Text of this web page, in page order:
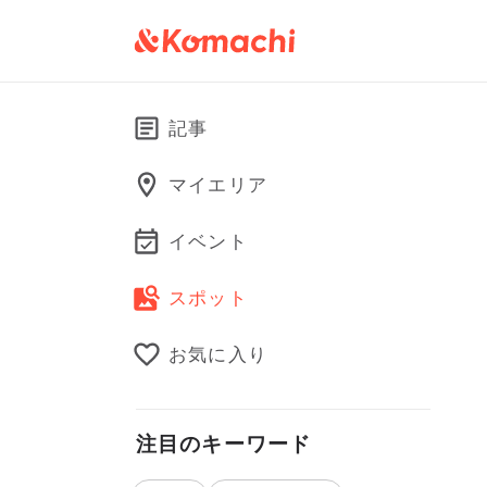
記事
マイエリア
イベント
スポット
お気に入り
注目のキーワード